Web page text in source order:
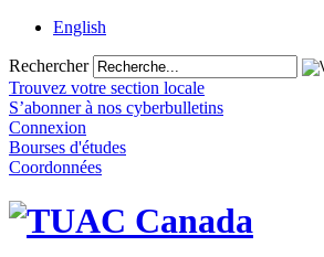
English
Rechercher
Trouvez votre section locale
S’abonner à nos cyberbulletins
Connexion
Bourses d'études
Coordonnées